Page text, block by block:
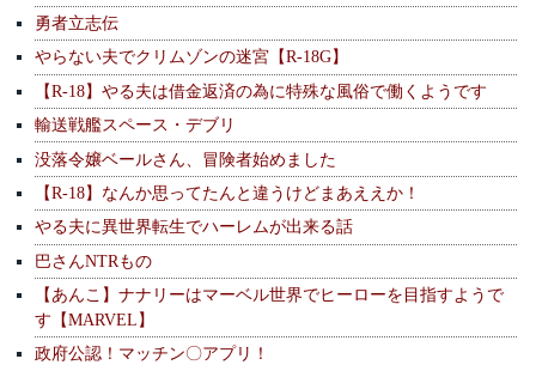
勇者立志伝
やらない夫でクリムゾンの迷宮【R-18G】
【R-18】やる夫は借金返済の為に特殊な風俗で働くようです
輸送戦艦スペース・デブリ
没落令嬢ベールさん、冒険者始めました
【R-18】なんか思ってたんと違うけどまあええか！
やる夫に異世界転生でハーレムが出来る話
巴さんNTRもの
【あんこ】ナナリーはマーベル世界でヒーローを目指すようで
す【MARVEL】
政府公認！マッチン〇アプリ！